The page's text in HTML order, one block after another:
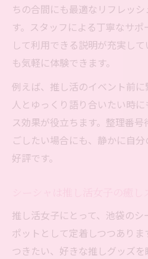
ちの合間にも最適なリフレッ
す。スタッフによる丁寧なサ
して利用できる説明が充実し
も気軽に体験できます。
例えば、推し活のイベント前
人とゆっくり語り合いたい時
ス効果が役立ちます。整理番
ごしたい場合にも、静かに自
好評です。
推し活女子にとって、池袋の
ポットとして定着しつつあり
つきたい、好きな推しグッズ